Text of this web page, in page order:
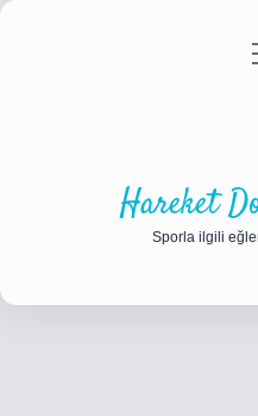
Gizlilik
Hareket
Sporla ilgili